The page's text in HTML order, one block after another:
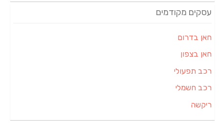
עסקים מקודמים
חאן בדרום
חאן בצפון
רכב תפעולי
רכב חשמלי
ריקשה